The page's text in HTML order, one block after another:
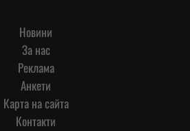
Новини
За нас
Реклама
Анкети
Карта на сайта
Контакти